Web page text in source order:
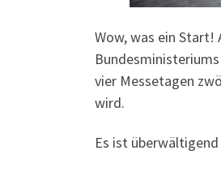
Wow, was ein Start!
vier Messetagen
wird.
Es ist